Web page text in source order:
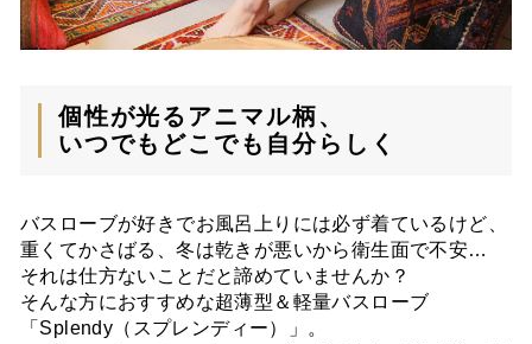
個性が光るアニマル柄、
いつでもどこでも自分らしく
バスローブが好きでお風呂上りには必ず着ているけど、
重くてかさばる、冬は乾きが悪いから衛生面で不安…
それは仕方ないことだと諦めていませんか？
そんな方におすすめな超薄型＆軽量バスローブ
「Splendy（スプレンディー）」。